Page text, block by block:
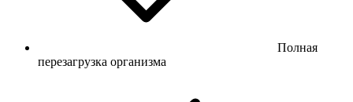
Полная
перезагрузка организма